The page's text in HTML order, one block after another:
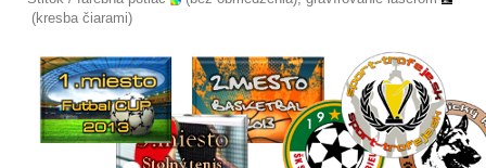
(kresba čiarami)